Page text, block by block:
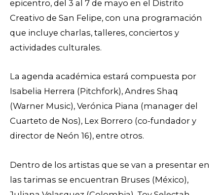
epicentro, del 3 al 7 de mayo en el Distrito
Creativo de San Felipe, con una programación
que incluye charlas, talleres, conciertos y
actividades culturales.
La agenda académica estará compuesta por
Isabelia Herrera (Pitchfork), Andres Shaq
(Warner Music), Verónica Piana (manager del
Cuarteto de Nos), Lex Borrero (co-fundador y
director de Neón 16), entre otros.
Dentro de los artistas que se van a presentar en
las tarimas se encuentran Bruses (México),